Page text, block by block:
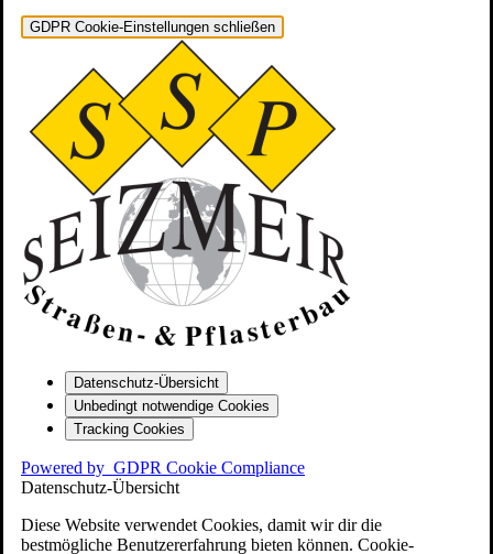
GDPR Cookie-Einstellungen schließen
Datenschutz-Übersicht
Unbedingt notwendige Cookies
Tracking Cookies
Powered by GDPR Cookie Compliance
Datenschutz-Übersicht
Diese Website verwendet Cookies, damit wir dir die
bestmögliche Benutzererfahrung bieten können. Cookie-